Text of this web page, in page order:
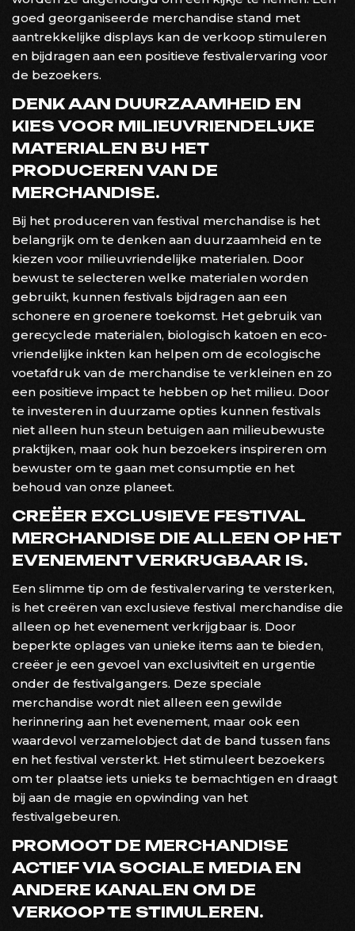
goed georganiseerde merchandise stand met
aantrekkelijke displays kan de verkoop stimuleren
en bijdragen aan een positieve festivalervaring voor
de bezoekers.
DENK AAN DUURZAAMHEID EN
KIES VOOR MILIEUVRIENDELIJKE
MATERIALEN BIJ HET
PRODUCEREN VAN DE
MERCHANDISE.
Bij het produceren van festival merchandise is het
belangrijk om te denken aan duurzaamheid en te
kiezen voor milieuvriendelijke materialen. Door
bewust te selecteren welke materialen worden
gebruikt, kunnen festivals bijdragen aan een
schonere en groenere toekomst. Het gebruik van
gerecyclede materialen, biologisch katoen en eco-
vriendelijke inkten kan helpen om de ecologische
voetafdruk van de merchandise te verkleinen en zo
een positieve impact te hebben op het milieu. Door
te investeren in duurzame opties kunnen festivals
niet alleen hun steun betuigen aan milieubewuste
praktijken, maar ook hun bezoekers inspireren om
bewuster om te gaan met consumptie en het
behoud van onze planeet.
CREËER EXCLUSIEVE FESTIVAL
MERCHANDISE DIE ALLEEN OP HET
EVENEMENT VERKRIJGBAAR IS.
Een slimme tip om de festivalervaring te versterken,
is het creëren van exclusieve festival merchandise die
alleen op het evenement verkrijgbaar is. Door
beperkte oplages van unieke items aan te bieden,
creëer je een gevoel van exclusiviteit en urgentie
onder de festivalgangers. Deze speciale
merchandise wordt niet alleen een gewilde
herinnering aan het evenement, maar ook een
waardevol verzamelobject dat de band tussen fans
en het festival versterkt. Het stimuleert bezoekers
om ter plaatse iets unieks te bemachtigen en draagt
bij aan de magie en opwinding van het
festivalgebeuren.
PROMOOT DE MERCHANDISE
ACTIEF VIA SOCIALE MEDIA EN
ANDERE KANALEN OM DE
VERKOOP TE STIMULEREN.